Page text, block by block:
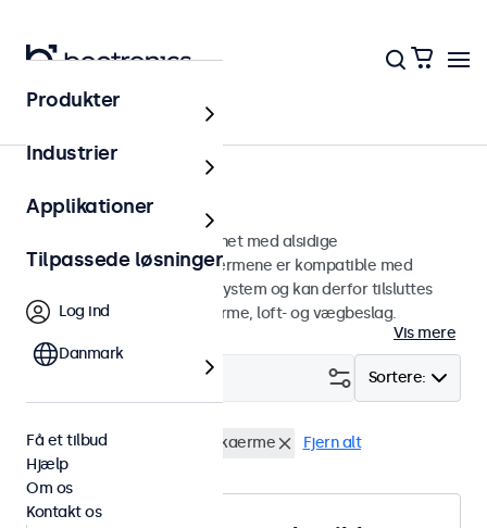
Hjem
75mm VESA-skærme
75 mm VESA-skærme designet med alsidige
monteringsmuligheder. Skærmene er kompatible med
standard VESA-monteringssystem og kan derfor tilsluttes
universalstandere, skærmarme, loft- og vægbeslag.
Vis mere
Sortere:
VESA 75 x 75 17 tommer skaerme Fjern alt
Produkter
Industrier
Applikationer
Tilpassede løsninger
Log ind
Danmark
Få et tilbud
Hjælp
Om os
Kontakt os